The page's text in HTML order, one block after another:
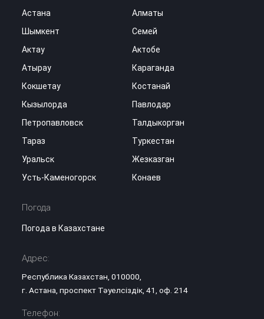
Астана
Алматы
Шымкент
Семей
Актау
Актобе
Атырау
Караганда
Кокшетау
Костанай
Кызылорда
Павлодар
Петропавловск
Талдыкорган
Тараз
Туркестан
Уральск
Жезказган
Усть-Каменогорск
Конаев
Погода
Погода в Казахстане
Адрес:
Республика Казахстан, 010000,
г. Астана, проспект Тәуелсіздік, 41, оф. 214
Телефон: